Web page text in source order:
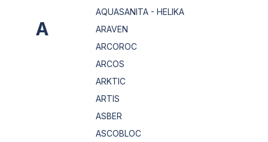
A
AQUASANITA - HELIKA
ARAVEN
ARCOROC
ARCOS
ARKTIC
ARTIS
ASBER
ASCOBLOC